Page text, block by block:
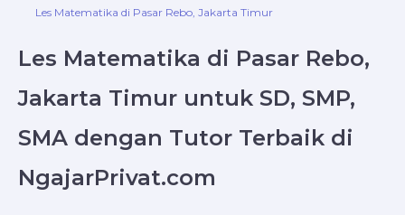
Les Matematika di Pasar Rebo, Jakarta Timur
Les Matematika di Pasar Rebo,
Jakarta Timur untuk SD, SMP,
SMA dengan Tutor Terbaik di
NgajarPrivat.com